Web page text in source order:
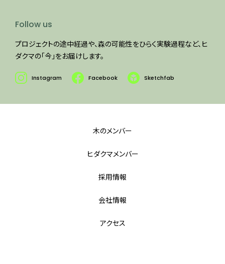
Follow us
プロジェクトの途中経過や、森の可能性をひらく実験過程など、ヒ
ダクマの「今」をお届けします。
Instagram Facebook Sketchfab
木のメンバー
ヒダクマメンバー
採用情報
会社情報
アクセス